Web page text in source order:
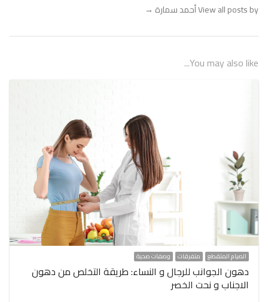
View all posts by أحمد سمارة →
You may also like...
الصيام المتقطع متفرقات وصفات صحية
دهون الجوانب للرجال و النساء: طريقة التخلص من دهون
الاجناب و نحت الخصر